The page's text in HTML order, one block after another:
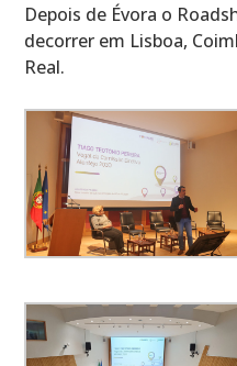
Depois de Évora o
decorrer em Lisboa,
Real.